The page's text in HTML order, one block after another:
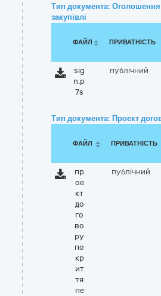
Тип документа:
закупівлі
ФАЙЛ ПРИВАТНІСТЬ
sig
n.p
7s
публічний
Тип документа: Проект
ФАЙЛ ПРИВАТНІСТЬ
пр
ое
кт
до
го
во
ру
по
кр
ит
тя
пе
публічний